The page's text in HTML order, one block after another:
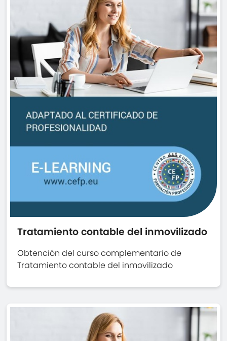
Tratamiento contable del inmovilizado
Obtención del curso complementario de
Tratamiento contable del inmovilizado